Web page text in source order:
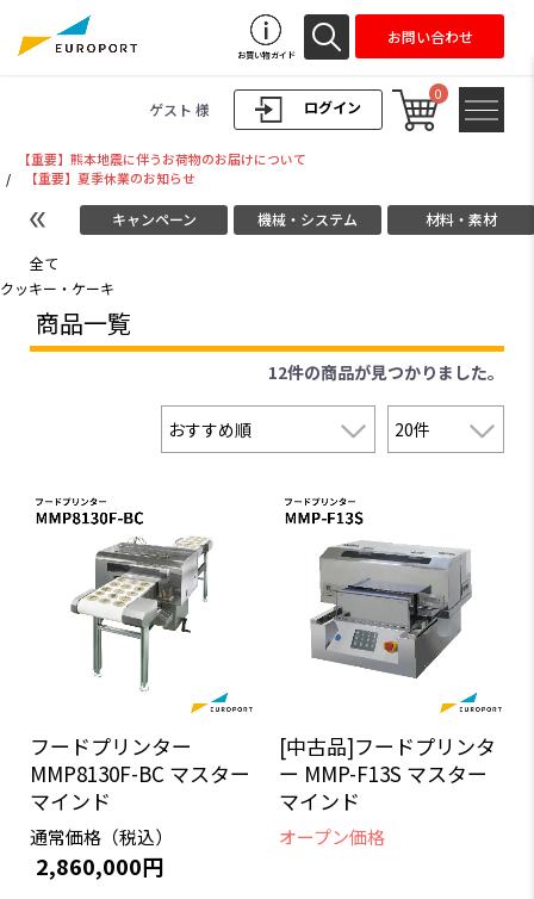
ログイン
ゲスト 様
0
お買い物ガイド
お問い合わせ
【重要】熊本地震に伴うお荷物のお届けについて
/
【重要】夏季休業のお知らせ
キャンペーン 機械・システム 材料・素材
全て
クッキー・ケーキ
商品一覧
12件の商品が見つかりました。
フードプリンター
MMP8130F-BC マスター
マインド
通常価格（税込）
2,860,000円
[中古品]フードプリンタ
ー MMP-F13S マスター
マインド
オープン価格